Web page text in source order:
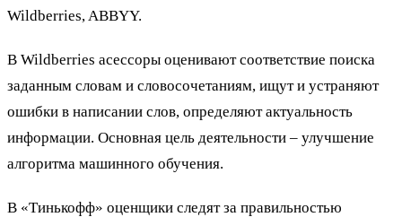
Wildberries, ABBYY.
В Wildberries асессоры оценивают соответствие поиска
заданным словам и словосочетаниям, ищут и устраняют
ошибки в написании слов, определяют актуальность
информации. Основная цель деятельности – улучшение
алгоритма машинного обучения.
В «Тинькофф» оценщики следят за правильностью